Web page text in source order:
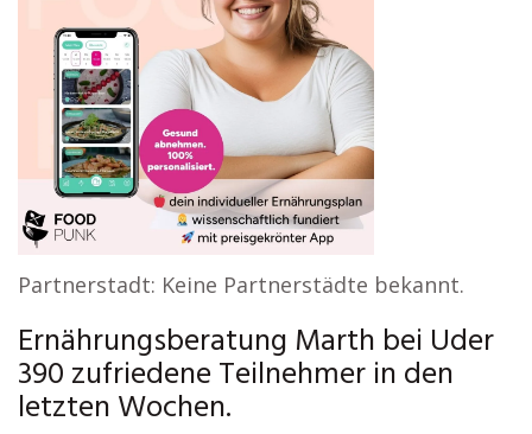
Partnerstadt: Keine Partnerstädte bekannt.
Ernährungsberatung Marth bei Uder
390 zufriedene Teilnehmer in den
letzten Wochen.